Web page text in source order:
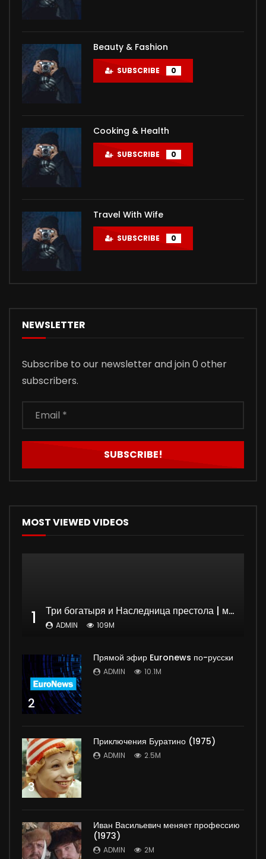
Beauty & Fashion
SUBSCRIBE 0
Cooking & Health
SUBSCRIBE 0
Travel With Wife
SUBSCRIBE 0
NEWSLETTER
Subscribe to our newsletter and join 0 other
subscribers.
MOST VIEWED VIDEOS
1 Три богатыря и Наследница престола | мультфильм
ADMIN 109M
2
Прямой эфир Euronews по-русски
ADMIN 10.1M
3
Приключения Буратино (1975)
ADMIN 2.5M
Иван Васильевич меняет профессию
(1973)
ADMIN 2M